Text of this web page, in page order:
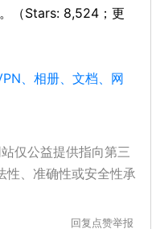
（Stars: 8,524；更
、相册、文档、网
仅公益提供指向第三
性、准确性或安全性承
回复 点赞举报